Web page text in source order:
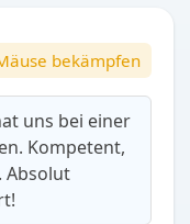
bekämpfen
uns bei einer
Kompetent,
Absolut